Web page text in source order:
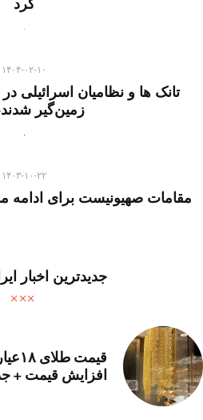
کرد
۱۴۰۴-۰۲-۱۰
تانک ها و نظامیان اسرائیلی
زمین‌گیر
۱۴۰۳-۱۰-۲۲
مقامات صهیونیست برای ادامه
جدیدترین اخبار
افزایش قیمت +